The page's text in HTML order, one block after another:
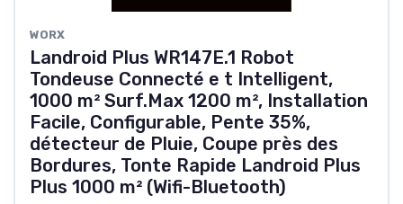
WORX
Landroid Plus WR147E.1 Robot
Tondeuse Connecté e t Intelligent,
1000 m² Surf.Max 1200 m², Installation
Facile, Configurable, Pente 35%,
détecteur de Pluie, Coupe près des
Bordures, Tonte Rapide Landroid Plus
Plus 1000 m² (Wifi-Bluetooth)